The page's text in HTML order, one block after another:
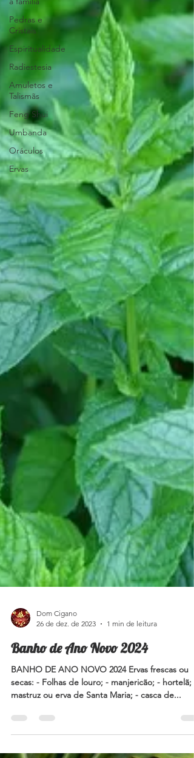
Pedras e
Cristais
Espiritualidade
Radiestesia
Amuletos e
Talismãs
Feng Shui
Umbanda
Oráculos
Ervas
26 de dez. de 2023
1 min de leitura
Banho de Ano Novo 2024
BANHO DE ANO NOVO 2024 Ervas frescas ou
mastruz ou erva de Santa Maria; - casca de...